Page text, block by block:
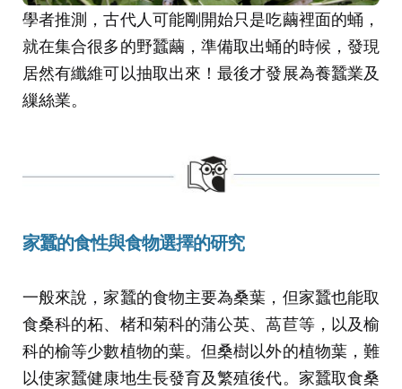
學者推測，古代人可能剛開始只是吃繭裡面的蛹，
就在集合很多的野蠶繭，準備取出蛹的時候，發現
居然有纖維可以抽取出來！最後才發展為養蠶業及
繅絲業。
家蠶的食性與食物選擇的研究
一般來說，家蠶的食物主要為桑葉，但家蠶也能取
食桑科的柘、楮和菊科的蒲公英、萵苣等，以及榆
科的榆等少數植物的葉。但桑樹以外的植物葉，難
以使家蠶健康地生長發育及繁殖後代。家蠶取食桑